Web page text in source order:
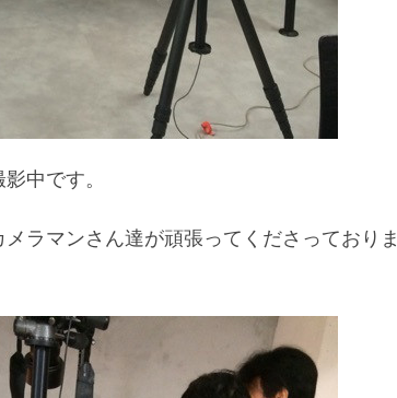
中です。
ラマンさん達が頑張ってくださっておりま